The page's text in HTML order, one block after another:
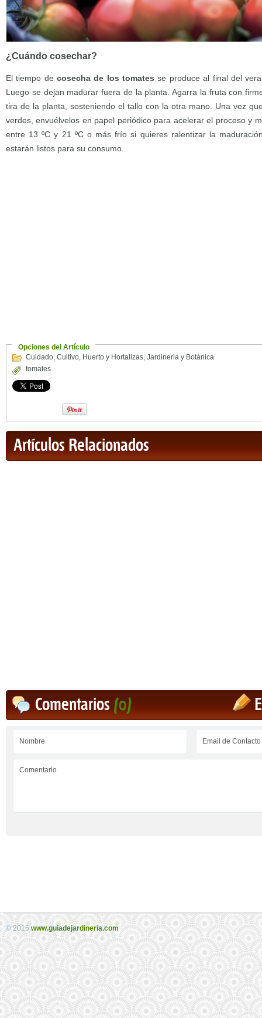
¿Cuándo cosechar?
El tiempo decosecha de los tomates se produce al final del
Luego se dejan madurar fuera de la planta. Agarra la fruta con
tira de la planta, sosteniendo el tallo con la otra mano. Una vez
verdes, envuélvelos en papel periódico para acelerar el proceso y
entre 13 ºC y 21 ºC o más frío si quieres ralentizar la
estarán listos para su consumo.
Opciones del Artículo
Cuidado, Cultivo, Huerto y Hortalizas, Jardineria y Botánica
tomates
Artículos Relacionados
Comentarios(0)
© 2016 www.guiadejardineria.com